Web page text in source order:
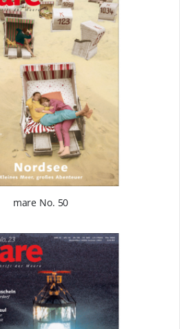
mare No. 50